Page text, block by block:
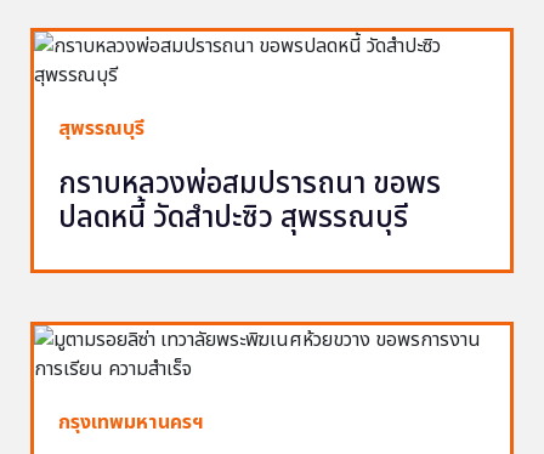
สุพรรณบุรี
กราบหลวงพ่อสมปรารถนา ขอพร
ปลดหนี้ วัดสำปะซิว สุพรรณบุรี
กรุงเทพมหานครฯ